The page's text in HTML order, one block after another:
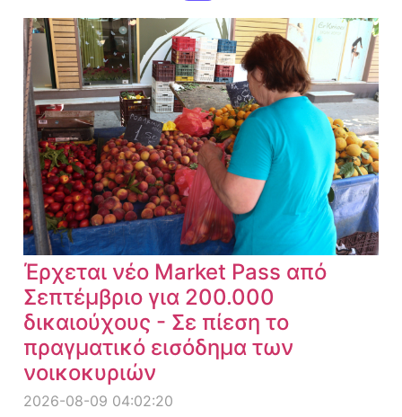
Έρχεται νέο Market Pass από
Σεπτέμβριο για 200.000
δικαιούχους - Σε πίεση το
πραγματικό εισόδημα των
νοικοκυριών
2026-08-09 04:02:20